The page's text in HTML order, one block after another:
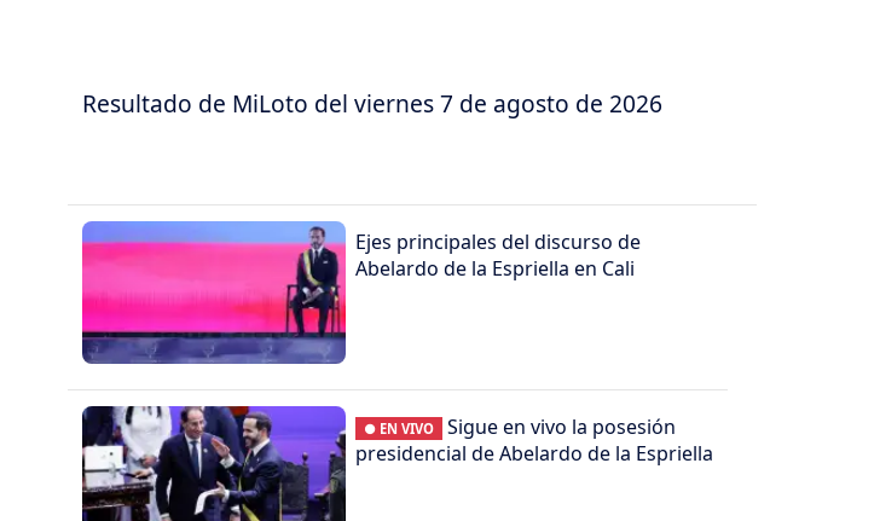
Resultado de MiLoto del viernes 7 de agosto de 2026
Ejes principales del discurso de
Abelardo de la Espriella en Cali
● EN VIVO
Sigue en vivo la posesión
presidencial de Abelardo de la Espriella